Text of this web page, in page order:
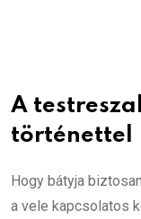
A
történettel
Hogy bátyja
a vele kapcsolatos